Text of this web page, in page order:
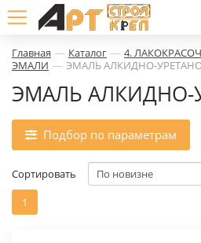
Главная — Каталог — 4.
ЭМАЛИ — ЭМАЛЬ АЛКИДНО-
ЭМАЛЬ АЛКИДНО-
Подбор по параметрам
1
Сортировать